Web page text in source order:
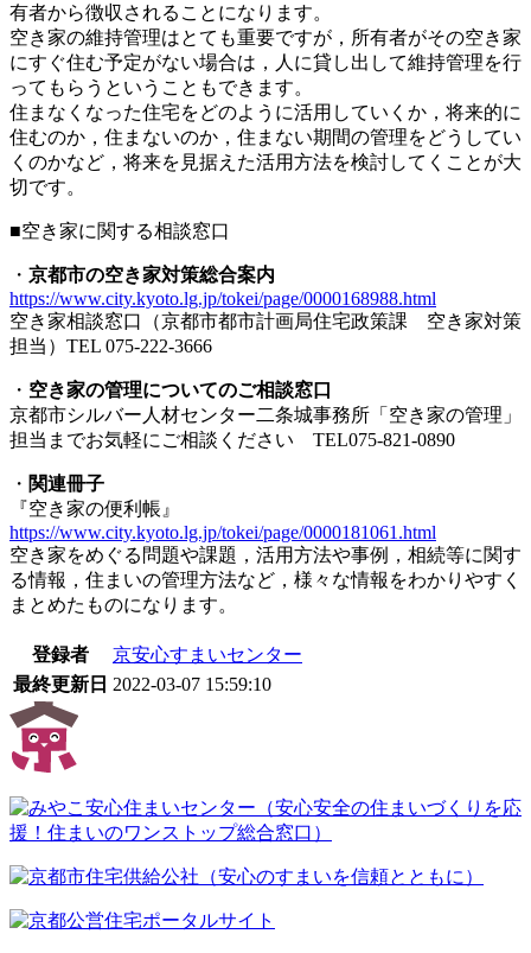
有者から徴収されることになります。
空き家の維持管理はとても重要ですが，所有者がその空き家
にすぐ住む予定がない場合は，人に貸し出して維持管理を行
ってもらうということもできます。
住まなくなった住宅をどのように活用していくか，将来的に
住むのか，住まないのか，住まない期間の管理をどうしてい
くのかなど，将来を見据えた活用方法を検討してくことが大
切です。
■空き家に関する相談窓口
・ 京都市の空き家対策総合案内
https://www.city.kyoto.lg.jp/tokei/page/0000168988.html
空き家相談窓口（京都市都市計画局住宅政策課 空き家対策
担当）TEL 075-222-3666
・ 空き家の管理についてのご相談窓口
京都市シルバー人材センター二条城事務所「空き家の管理」
担当までお気軽にご相談ください TEL075-821-0890
・ 関連冊子
『空き家の便利帳』
https://www.city.kyoto.lg.jp/tokei/page/0000181061.html
空き家をめぐる問題や課題，活用方法や事例，相続等に関す
る情報，住まいの管理方法など，様々な情報をわかりやすく
まとめたものになります。
登録者
京安心すまいセンター
最終更新日 2022-03-07 15:59:10